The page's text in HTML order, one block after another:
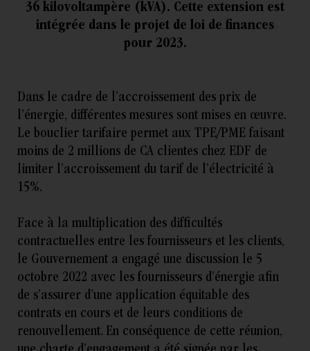
36 kilovoltampère (kVA). Cette extension est
intégrée dans le projet de loi de finances
pour 2023.
Dans le cadre de l’accroissement des prix de
l’énergie, différentes mesures sont mises en œuvre.
Le bouclier tarifaire permet aux TPE/PME faisant
moins de 2 millions de CA clientes chez EDF de
limiter l’accroissement du tarif de l’électricité à
15%.
Face à la multiplication des difficultés
contractuelles entre les fournisseurs et les clients,
le Gouvernement a engagé une discussion le 5
octobre 2022 avec les fournisseurs d’énergie afin
de s’assurer d’une application équitable des
contrats en cours et de leurs conditions de
renouvellement. En conséquence de cette réunion,